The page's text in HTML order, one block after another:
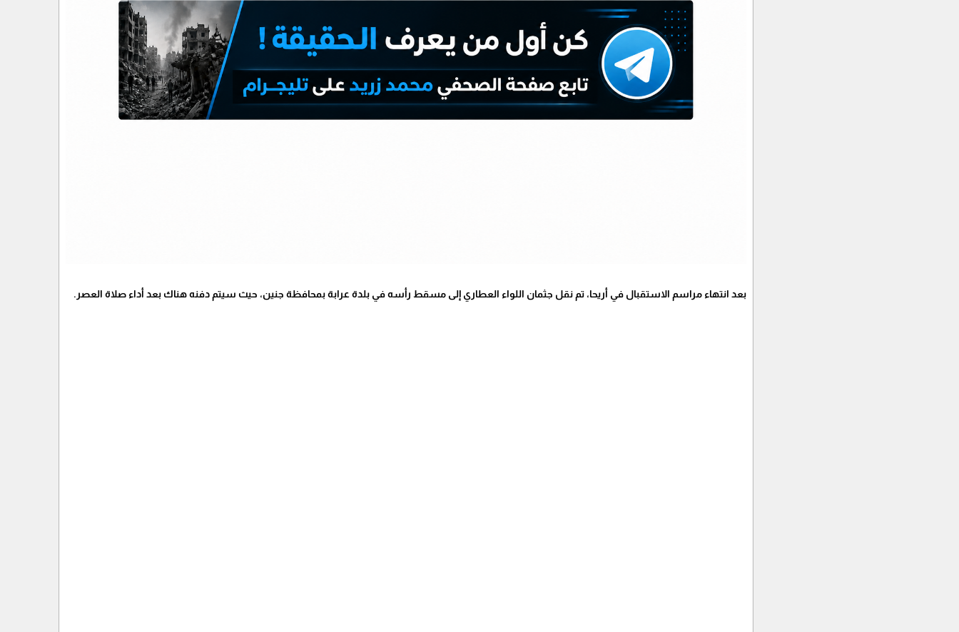
بعد انتهاء مراسم الاستقبال في أريحا، تم نقل جثمان اللواء العطاري إلى مسقط رأسه في بلدة عرابة بمحافظة جنين، حيث سيتم دفنه هناك بعد أداء صلاة العصر.